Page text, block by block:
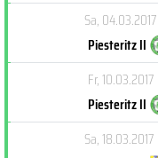
Sa, 04.03.2017
Piesteritz II
Fr, 10.03.2017
Piesteritz II
Sa, 18.03.2017